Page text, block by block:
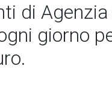
di
giorno